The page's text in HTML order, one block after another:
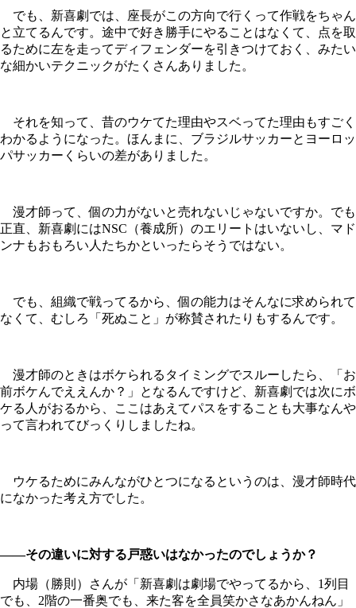
でも、新喜劇では、座長がこの方向で行くって作戦をちゃん
と立てるんです。途中で好き勝手にやることはなくて、点を取
るために左を走ってディフェンダーを引きつけておく、みたい
な細かいテクニックがたくさんありました。
それを知って、昔のウケてた理由やスベってた理由もすごく
わかるようになった。ほんまに、ブラジルサッカーとヨーロッ
パサッカーくらいの差がありました。
漫才師って、個の力がないと売れないじゃないですか。でも
正直、新喜劇にはNSC（養成所）のエリートはいないし、マド
ンナもおもろい人たちかといったらそうではない。
でも、組織で戦ってるから、個の能力はそんなに求められて
なくて、むしろ「死ぬこと」が称賛されたりもするんです。
漫才師のときはボケられるタイミングでスルーしたら、「お
前ボケんでええんか？」となるんですけど、新喜劇では次にボ
ケる人がおるから、ここはあえてパスをすることも大事なんや
って言われてびっくりしましたね。
ウケるためにみんながひとつになるというのは、漫才師時代
になかった考え方でした。
――その違いに対する戸惑いはなかったのでしょうか？
内場（勝則）さんが「新喜劇は劇場でやってるから、1列目
でも、2階の一番奥でも、来た客を全員笑かさなあかんねん」